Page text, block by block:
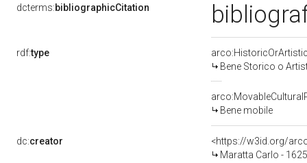
dcterms:bibliographicCitation
rdf:type
Bene Storico o
Bene mobile
dc:creator
<https://w3id.org/
Maratta Carlo -